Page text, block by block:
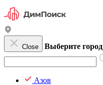
Close Выберите город
Азов